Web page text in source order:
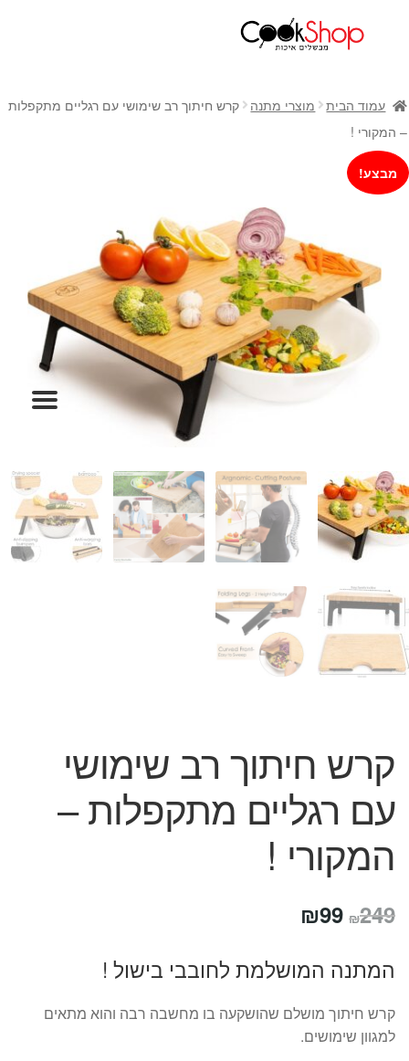
חנות
כלי בישול
סירים
מחבתות
כלי הגשה ואירוח
מוצרי חשמל למטבח
גאדג'טס וכלי מטבח
אחסון למטבח
סכינים
אפייה
קפה ותה
גיפט קארד
מתנות לחנוכת בית
מתנות למטבח
מתכונים שלכם
מאמרים
תשלום
עמוד הבית מוצרי מתנה
קרש חיתוך רב שימושי עם רגליים מתקפלות
– המקורי !
מבצע!
קרש חיתוך רב שימושי
עם רגליים מתקפלות –
המקורי !
₪249 המחיר
היה:
₪249.
₪99
הוא:
₪99.
המתנה המושלמת לחובבי בישול !
קרש חיתוך מושלם שהושקעה בו מחשבה רבה והוא מתאים
למגוון שימושים.